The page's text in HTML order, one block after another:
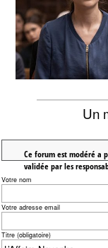
Un
Ce forum est modéré a
validée par les
Votre nom
Votre adresse email
Titre (obligatoire)